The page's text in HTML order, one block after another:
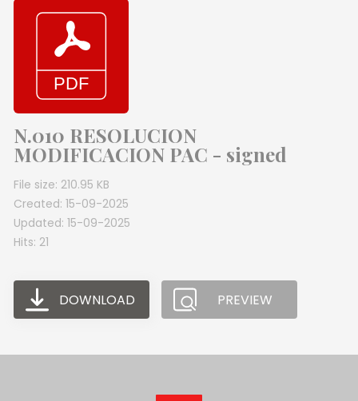
N.010 RESOLUCION
MODIFICACION PAC - signed
File size: 210.95 KB
Created: 15-09-2025
Updated: 15-09-2025
Hits: 21
DOWNLOAD PREVIEW